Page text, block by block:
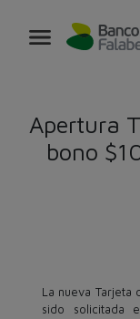
Apertura
bono
La nueva Tarjeta
sido solicitada